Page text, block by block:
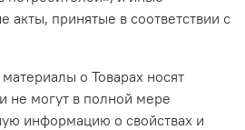
акты, принятые в соответствии с
о Товарах носят
не могут в полной мере
информацию о свойствах и